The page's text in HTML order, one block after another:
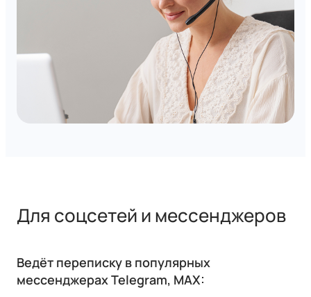
Для соцсетей и мессенджеров
Ведёт переписку в популярных
мессенджерах Telegram, MAX: